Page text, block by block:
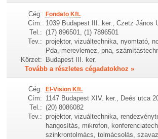
Cég: Fondato Kft.
Cím: 1039 Budapest III. ker., Czetz János
Tel.: (17) 896501, (1) 7896501
Tev.: projektor, vizuáltechnika, nyomtató,
Pda, merevlemez, pna,
Körzet:
Budapest III. ker.
Tovább a részletes cégadatokhoz »
Cég: El-Vision Kft.
Cím: 1147 Budapest XIV. ker., Deés utca
Tel.: (20) 8086082
Tev.: projektor, vizuáltechnika,
hangosítás, mikrofon,
szinkrontolmács, tolmácsolás,